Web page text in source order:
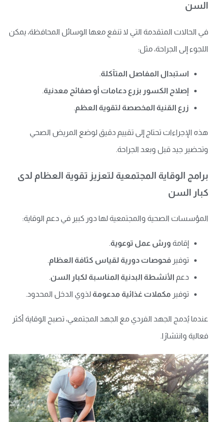
السن
في الحالات المتقدمة التي لا تنفع معها الوسائل المحافظة، يمكن
اللجوء إلى الجراحة، مثل:
استبدال المفاصل المتآكلة.
إصلاح الكسور بزرع دعامات أو صفائح معدنية.
زرع القنية المخصصة لتقوية العظم.
هذه الإجراءات تحتاج إلى تقييم دقيق لوضع المريض الصحي
وتحضير جيد قبل وبعد الجراحة.
برامج الوقاية المجتمعية لتعزيز تقوية العظام لدى
كبار السن
المؤسسات الصحية والمجتمعية لها دور كبير في دعم الوقاية:
إقامة ورش عمل توعوية.
توفير فحوصات دورية لقياس كثافة العظام.
دعم الأنشطة البدنية المناسبة لكبار السن.
توفير مكملات غذائية مدعومة لذوي الدخل المحدود.
عندما يُدمج الجهد الفردي مع الجهد المجتمعي، تصبح الوقاية أكثر
فعالية وانتشارًا.